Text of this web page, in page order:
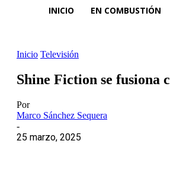
INICIO EN COMBUSTIÓN
Inicio Televisión
Shine Fiction se fusiona
Por
Marco Sánchez Sequera
-
25 marzo, 2025